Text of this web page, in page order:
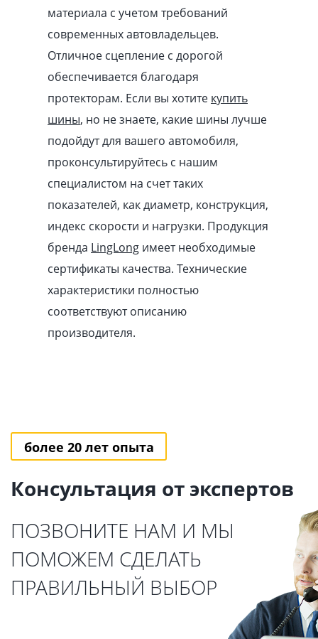
материала с учетом требований
современных автовладельцев.
Отличное сцепление с дорогой
обеспечивается благодаря
протекторам. Если вы хотите купить
шины, но не знаете, какие шины лучше
подойдут для вашего автомобиля,
проконсультируйтесь с нашим
специалистом на счет таких
показателей, как диаметр, конструкция,
индекс скорости и нагрузки. Продукция
бренда LingLong имеет необходимые
сертификаты качества. Технические
характеристики полностью
соответствуют описанию
производителя.
более 20 лет опыта
Консультация от экспертов
ПОЗВОНИТЕ НАМ И МЫ
ПОМОЖЕМ СДЕЛАТЬ
ПРАВИЛЬНЫЙ ВЫБОР